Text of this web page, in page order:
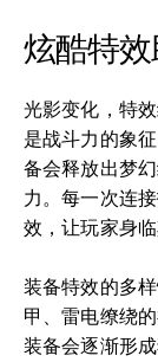
炫酷特
光影变化，特
是战斗力的象
备会释放出梦
力。每一次连
效，让玩家身
装备特效的多
甲、雷电缭绕
装备会逐渐形